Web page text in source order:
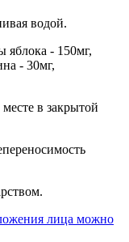
водой.
яблока - 150мг,
- 30мг,
в закрытой
лица можно